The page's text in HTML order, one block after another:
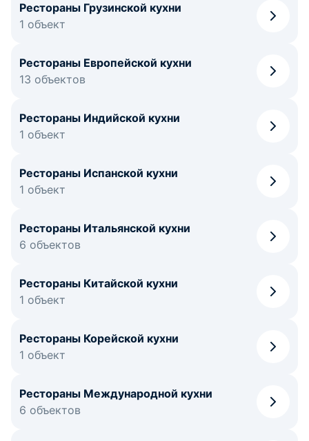
Рестораны Грузинской кухни
1 объект
Рестораны Европейской кухни
13 объектов
Рестораны Индийской кухни
1 объект
Рестораны Испанской кухни
1 объект
Рестораны Итальянской кухни
6 объектов
Рестораны Китайской кухни
1 объект
Рестораны Корейской кухни
1 объект
Рестораны Международной кухни
6 объектов